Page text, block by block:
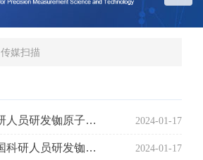
传媒扫描
【华侨报】中国科研人员研发铷原子钟 稳定度刷新国际纪录 2024-01-17
【菲律宾商报】中国科研人员研发铷原子钟 稳定度刷新国际纪录 2024-01-17